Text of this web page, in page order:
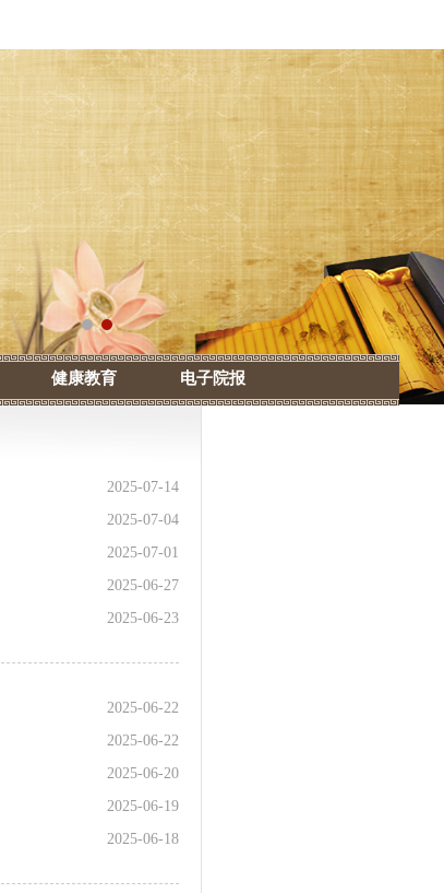
健康教育 电子院报
2025-07-14
2025-07-04
2025-07-01
2025-06-27
2025-06-23
2025-06-22
2025-06-22
2025-06-20
2025-06-19
2025-06-18